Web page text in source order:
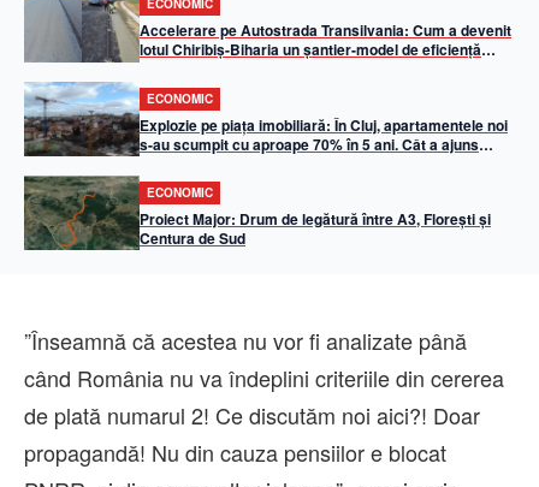
ECONOMIC
Accelerare pe Autostrada Transilvania: Cum a devenit
lotul Chiribiș-Biharia un șantier-model de eficiență
ECONOMIC
Explozie pe piața imobiliară: În Cluj, apartamentele noi
s-au scumpit cu aproape 70% în 5 ani. Cât a ajuns
ECONOMIC
Proiect Major: Drum de legătură între A3, Florești și
Centura de Sud
”Înseamnă că acestea nu vor fi analizate până
când România nu va îndeplini criteriile din cererea
de plată numarul 2! Ce discutăm noi aici?! Doar
propagandă! Nu din cauza pensiilor e blocat